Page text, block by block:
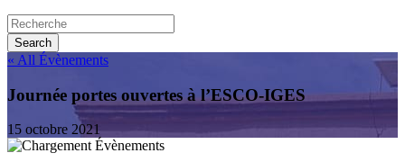
« All Évènements
Journée portes ouvertes à l’ESCO-IGES
15 octobre 2021